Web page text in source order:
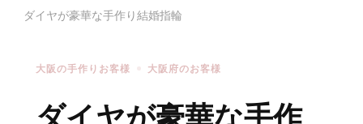
ダイヤが豪華な手作り結婚指輪
大阪の手作りお客様 大阪府のお客様
ダイヤが豪華な手作